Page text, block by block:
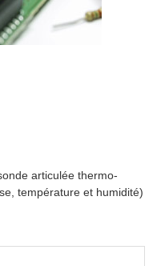
articulée thermo-
température et humidité)